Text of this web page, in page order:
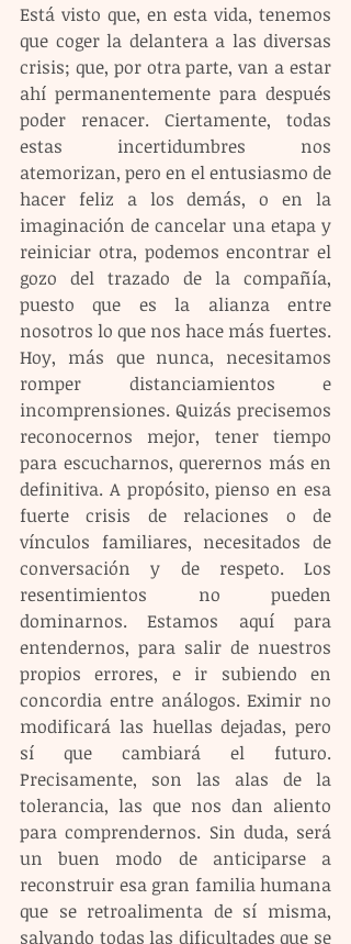
Está visto que, en esta vida, tenemos
que coger la delantera a las diversas
crisis; que, por otra parte, van a estar
ahí permanentemente para después
poder renacer. Ciertamente, todas
estas incertidumbres nos
atemorizan, pero en el entusiasmo de
hacer feliz a los demás, o en la
imaginación de cancelar una etapa y
reiniciar otra, podemos encontrar el
gozo del trazado de la compañía,
puesto que es la alianza entre
nosotros lo que nos hace más fuertes.
Hoy, más que nunca, necesitamos
romper distanciamientos e
incomprensiones. Quizás precisemos
reconocernos mejor, tener tiempo
para escucharnos, querernos más en
definitiva. A propósito, pienso en esa
fuerte crisis de relaciones o de
vínculos familiares, necesitados de
conversación y de respeto. Los
resentimientos no pueden
dominarnos. Estamos aquí para
entendernos, para salir de nuestros
propios errores, e ir subiendo en
concordia entre análogos. Eximir no
modificará las huellas dejadas, pero
sí que cambiará el futuro.
Precisamente, son las alas de la
tolerancia, las que nos dan aliento
para comprendernos. Sin duda, será
un buen modo de anticiparse a
reconstruir esa gran familia humana
que se retroalimenta de sí misma,
salvando todas las dificultades que se